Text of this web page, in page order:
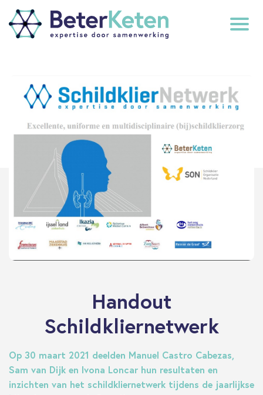
top
subscribe
Handout
Schildkliernetwerk
Op 30 maart 2021 deelden Manuel Castro Cabezas,
Sam van Dijk en Ivona Loncar hun resultaten en
inzichten van het schildkliernetwerk tijdens de jaarlijkse